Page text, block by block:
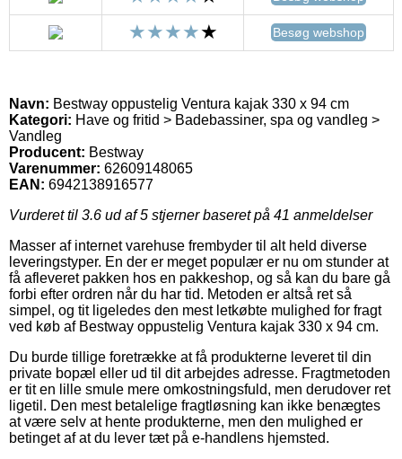
Besøg webshop
Navn: Bestway oppustelig Ventura kajak 330 x 94 cm
Kategori: Have og fritid > Badebassiner, spa og vandleg >
Vandleg
Producent: Bestway
Varenummer: 62609148065
EAN: 6942138916577
Vurderet til 3.6 ud af 5 stjerner baseret på 41 anmeldelser
Masser af internet varehuse frembyder til alt held diverse
leveringstyper. En der er meget populær er nu om stunder at
få afleveret pakken hos en pakkeshop, og så kan du bare gå
forbi efter ordren når du har tid. Metoden er altså ret så
simpel, og tit ligeledes den mest letkøbte mulighed for fragt
ved køb af Bestway oppustelig Ventura kajak 330 x 94 cm.
Du burde tillige foretrække at få produkterne leveret til din
private bopæl eller ud til dit arbejdes adresse. Fragtmetoden
er tit en lille smule mere omkostningsfuld, men derudover ret
ligetil. Den mest betalelige fragtløsning kan ikke benægtes
at være selv at hente produkterne, men den mulighed er
betinget af at du lever tæt på e-handlens hjemsted.